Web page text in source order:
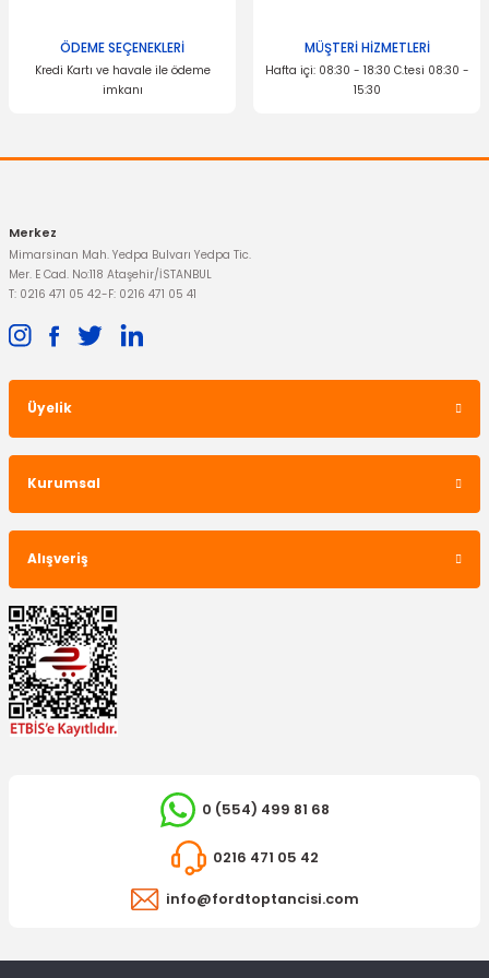
İTHAL ÜRÜN
OTOSAN
719,57 TL
Motor Isı Sensörü Courier
Egr Komple Courier Tdci
ÖDEME SEÇENEKLERİ
Kredi Kartı ve havale ile ödeme
imkanı
MÜŞTERİ HİZMETLERİ
Hafta içi: 08:30 - 18:30 C.tesi 08:30 -
15:30
Merkez
Mimarsinan Mah. Yedpa Bulvarı Yedpa Tic.
Mer. E Cad. No:118 Ataşehir/İSTANBUL
T: 0216 471 05 42-F: 0216 471 05 41
Üyelik
Kurumsal
Alışveriş
0 (554) 499 81 68
0216 471 05 42
info@fordtoptancisi.com